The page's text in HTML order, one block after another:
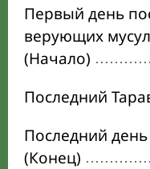
Первый день
верующих
(Начало)
Последний
Последний день
(Конец)